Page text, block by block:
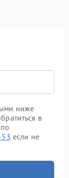
ниже
в
если не